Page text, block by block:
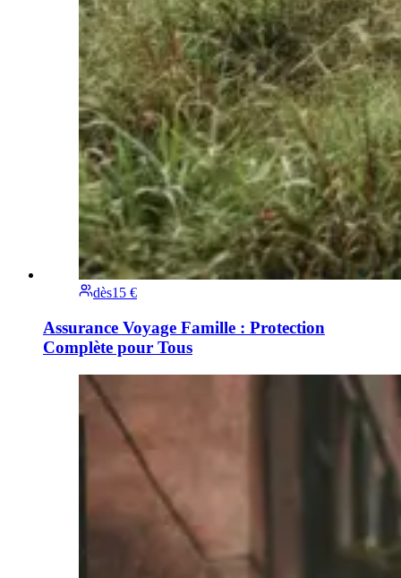
dès15 €
Assurance Voyage Famille : Protection
Complète pour Tous